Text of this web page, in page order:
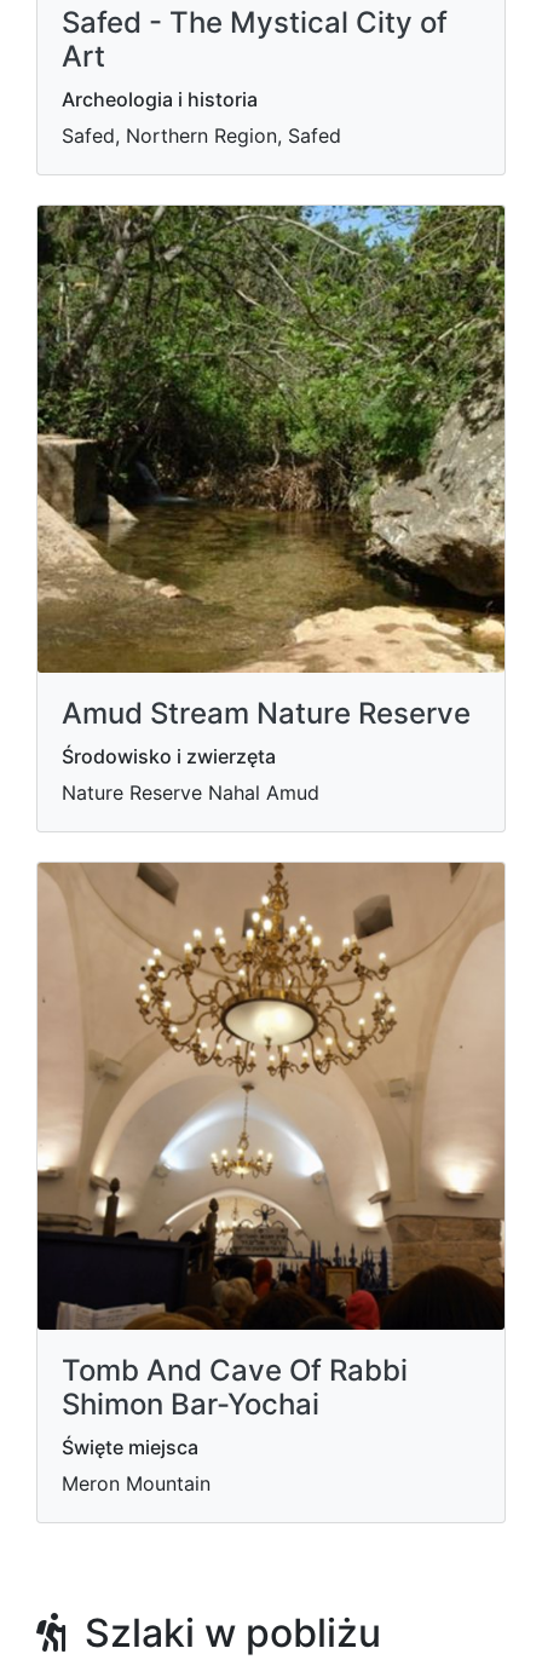
Safed - The Mystical City of
Art
Archeologia i historia
Safed, Northern Region, Safed
Amud Stream Nature Reserve
Środowisko i zwierzęta
Nature Reserve Nahal Amud
Tomb And Cave Of Rabbi
Shimon Bar-Yochai
Święte miejsca
Meron Mountain
Szlaki w pobliżu